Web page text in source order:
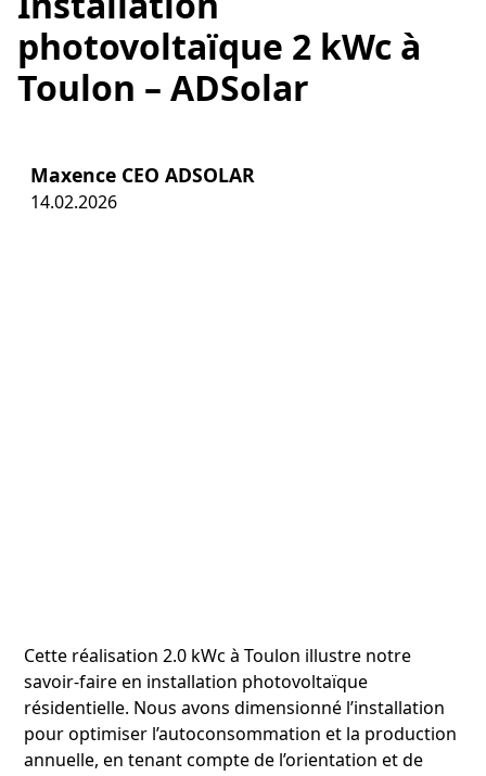
photovoltaïque 2 kWc à
Toulon – ADSolar
Maxence CEO ADSOLAR
14.02.2026
Cette réalisation 2.0 kWc à Toulon illustre notre
savoir‑faire en installation photovoltaïque
résidentielle. Nous avons dimensionné l’installation
pour optimiser l’autoconsommation et la production
annuelle, en tenant compte de l’orientation et de